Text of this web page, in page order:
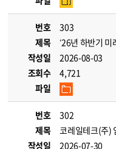
번호
303
제목
’26년 하반기
작성일
2026-08-03
조회수
4,721
파일
번호
302
제목
코레일테크(주)
작성일
2026-07-30